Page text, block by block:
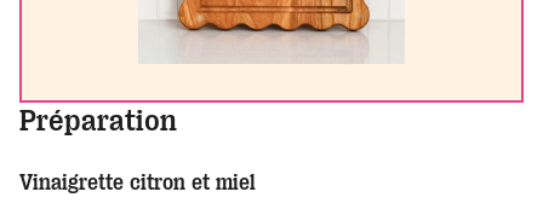
Préparation
Vinaigrette citron et miel